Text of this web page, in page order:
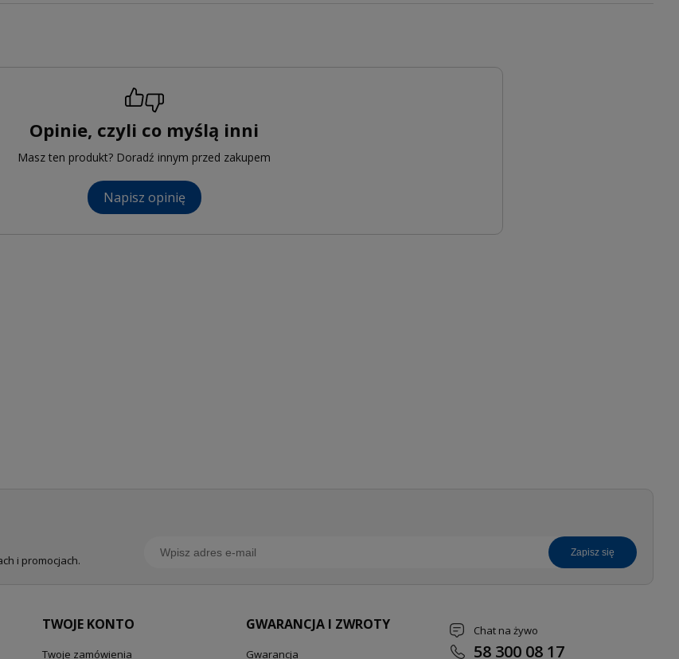
Opinie, czyli co myślą inni
Masz ten produkt? Doradź innym przed zakupem
Napisz opinię
i promocjach.
zapisz się
TWOJE KONTO
Twoje zamówienia
GWARANCJA I ZWROTY
Gwarancja
Chat na żywo
58 300 08 17